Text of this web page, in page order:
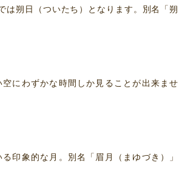
は朔日（ついたち）となります。別名「朔
にわずかな時間しか見ることが出来ませ
印象的な月。別名「眉月（まゆづき）」